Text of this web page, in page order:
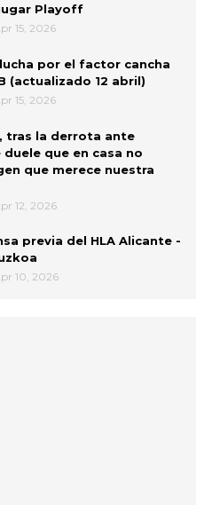
Playoff
15, 2026
por el factor cancha
(actualizado 12 abril)
15, 2026
tras la derrota ante
duele que en casa no
que merece nuestra
12, 2026
previa del HLA Alicante -
10, 2026